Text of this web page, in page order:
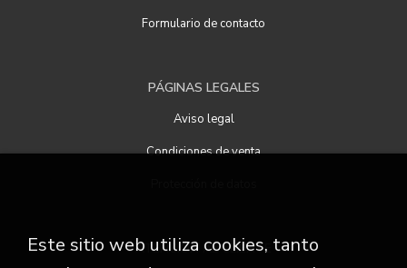
Formulario de contacto
PÁGINAS LEGALES
Aviso legal
Condiciones de venta
ATENCIÓN AL CLIENTE
Este sitio web utiliza cookies, tanto